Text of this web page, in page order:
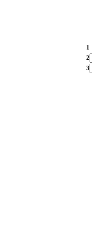
1
2
3